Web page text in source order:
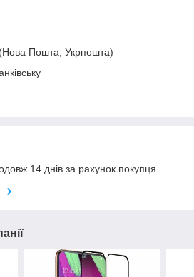
Пошта, Укрпошта)
14 днів за рахунок покупця